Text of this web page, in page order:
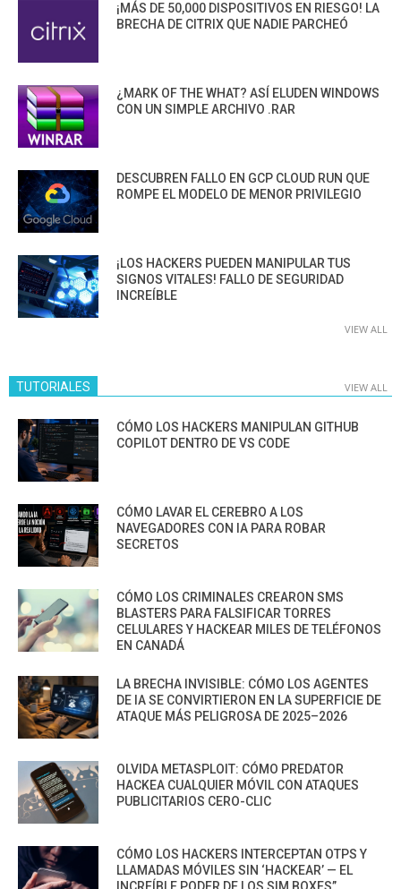
¡MÁS DE 50,000 DISPOSITIVOS EN RIESGO! LA
BRECHA DE CITRIX QUE NADIE PARCHEÓ
¿MARK OF THE WHAT? ASÍ ELUDEN WINDOWS
CON UN SIMPLE ARCHIVO .RAR
DESCUBREN FALLO EN GCP CLOUD RUN QUE
ROMPE EL MODELO DE MENOR PRIVILEGIO
¡LOS HACKERS PUEDEN MANIPULAR TUS
SIGNOS VITALES! FALLO DE SEGURIDAD
INCREÍBLE
VIEW ALL
TUTORIALES VIEW ALL
CÓMO LOS HACKERS MANIPULAN GITHUB
COPILOT DENTRO DE VS CODE
CÓMO LAVAR EL CEREBRO A LOS
NAVEGADORES CON IA PARA ROBAR
SECRETOS
CÓMO LOS CRIMINALES CREARON SMS
BLASTERS PARA FALSIFICAR TORRES
CELULARES Y HACKEAR MILES DE TELÉFONOS
EN CANADÁ
LA BRECHA INVISIBLE: CÓMO LOS AGENTES
DE IA SE CONVIRTIERON EN LA SUPERFICIE DE
ATAQUE MÁS PELIGROSA DE 2025–2026
OLVIDA METASPLOIT: CÓMO PREDATOR
HACKEA CUALQUIER MÓVIL CON ATAQUES
PUBLICITARIOS CERO-CLIC
CÓMO LOS HACKERS INTERCEPTAN OTPS Y
LLAMADAS MÓVILES SIN ‘HACKEAR’ — EL